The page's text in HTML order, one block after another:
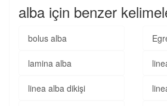
alba için benzer
bolus alba
lamina alba
linea alba dikişi